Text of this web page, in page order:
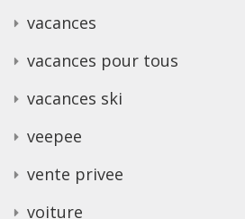
vacances
vacances pour tous
vacances ski
veepee
vente privee
voiture